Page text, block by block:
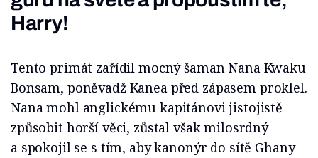
Harry!
Tento primát zařídil mocný šaman Nana Kwaku
Bonsam, poněvadž Kanea před zápasem proklel.
Nana mohl anglickému kapitánovi jistojistě
způsobit horší věci, zůstal však milosrdný
a spokojil se s tím, aby kanonýr do sítě Ghany